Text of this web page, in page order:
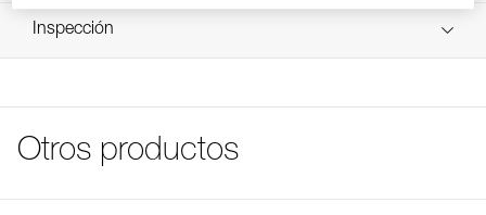
Referencia : A10110
: para casco VERTEX
Referencia : A20110
Garantía : 3 Años
Pack : 1
FAQ
FAQ
Inspección
Otros productos